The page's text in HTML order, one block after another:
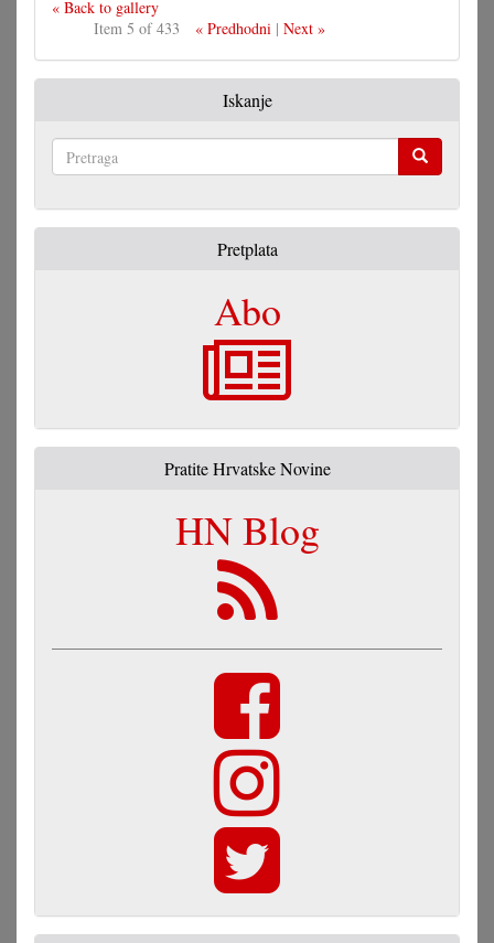
« Back to gallery
Item 5 of 433
« Predhodni| Next »
Iskanje
Pretplata
Abo
Pratite Hrvatske Novine
HN Blog